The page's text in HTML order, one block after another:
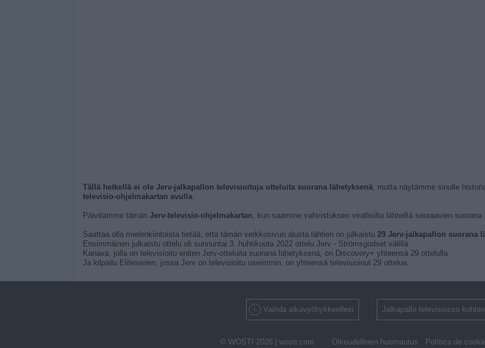
Tällä hetkellä ei ole Jerv-jalkapallon televisioituja otteluita suorana lähetyksenä, mutta näytämme sinulle
televisio-ohjelmakartan avulla.
Päivitämme tämän Jerv-televisio-ohjelmakartan, kun saamme vahvistuksen virallisilta lähteiltä seuraavien
Saattaa olla mielenkiintoista tietää, että tämän verkkosivun alusta lähtien on julkaistu 29 Jerv-jalkapallon suorana
Ensimmäinen julkaistu ottelu oli sunnuntai 3. huhtikuuta 2022 ottelu Jerv - Strömsgodset välillä.
Kanava, jolla on televisioitu eniten Jerv-otteluita suorana lähetyksenä, on Discovery+ yhteensä 29 ottelulla.
Ja kilpailu Eliteserien, jossa Jerv on televisioitu useimmin, on yhteensä televisioinut 29 ottelua.
Vaihda aikavyöhykkeellesi Jalkapallo televisiossa
© WOSTI 2026 | wosti.com Oikeudellinen huomautus Política de